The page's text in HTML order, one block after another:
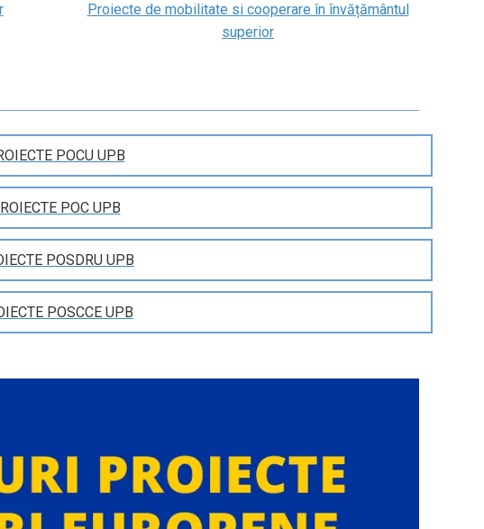
Proiecte de mobilitate si cooperare în învățământul
superior
POCU UPB
POC UPB
POSDRU UPB
POSCCE UPB